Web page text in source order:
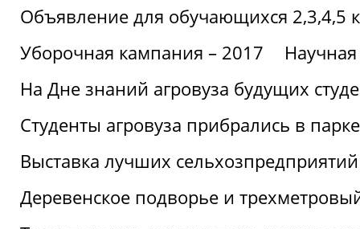
Объявление для обучающихся 2,3,4,5
Уборочная кампания – 2017
На Дне знаний агровуза будущих
Студенты агровуза прибрались в
Выставка лучших
Деревенское подворье и